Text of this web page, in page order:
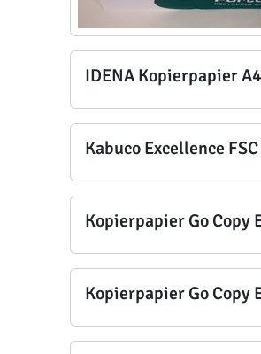
IDENA Kopierpapier
Kabuco Excellence
Kopierpapier Go Copy
Kopierpapier Go Copy